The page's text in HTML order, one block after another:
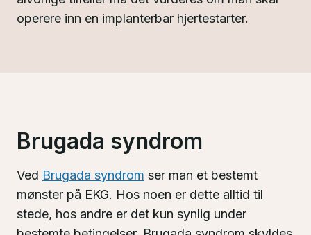
operere inn en implanterbar hjertestarter.
Brugada syndrom
Ved Brugada syndrom ser man et bestemt
mønster på EKG. Hos noen er dette alltid til
stede, hos andre er det kun synlig under